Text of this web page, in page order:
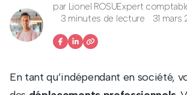
par Lionel ROSUExpert
3 minutes de lecture
31 mars
En tant qu’indépendant en société,